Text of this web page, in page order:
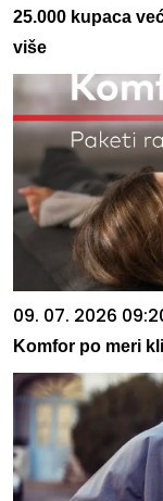
25.000 kupaca
više
09. 07. 2026
Komfor po meri